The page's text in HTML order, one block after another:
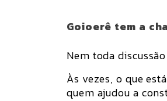
Goioerê tem a
Nem toda
Às vezes, o que
quem ajudou a